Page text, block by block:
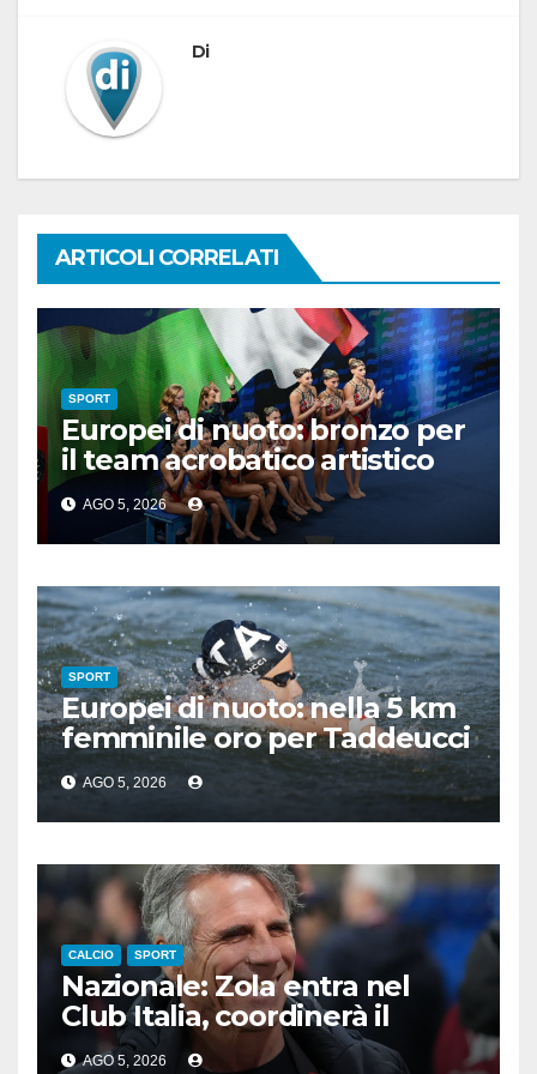
Di
ARTICOLI CORRELATI
SPORT
Europei di nuoto: bronzo per
il team acrobatico artistico
dell’Italia
AGO 5, 2026
SPORT
Europei di nuoto: nella 5 km
femminile oro per Taddeucci
e bronzo per Pozzobon
AGO 5, 2026
CALCIO SPORT
Nazionale: Zola entra nel
Club Italia, coordinerà il
settore giovanile
AGO 5, 2026